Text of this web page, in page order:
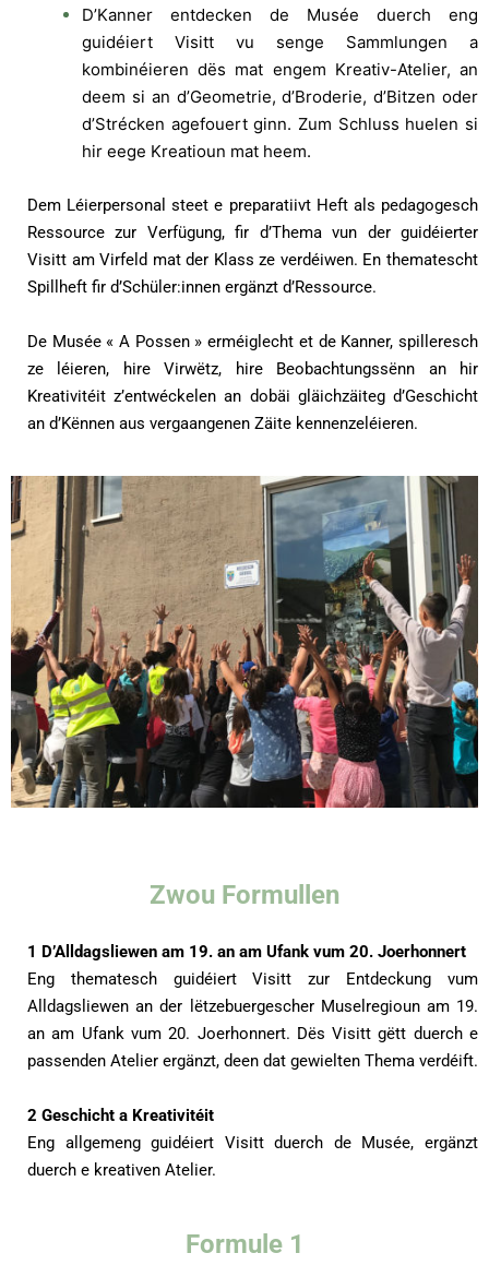
D’Kanner entdecken de Musée duerch eng
guidéiert Visitt vu senge Sammlungen a
kombinéieren dës mat engem Kreativ-Atelier, an
deem si an d’Geometrie, d’Broderie, d’Bitzen oder
d’Strécken agefouert ginn. Zum Schluss huelen si
hir eege Kreatioun mat heem.
Dem Léierpersonal steet e preparatiivt Heft als pedagogesch
Ressource zur Verfügung, fir d’Thema vun der guidéierter
Visitt am Virfeld mat der Klass ze verdéiwen. En thematescht
Spillheft fir d’Schüler:innen ergänzt d’Ressource.
De Musée « A Possen » erméiglecht et de Kanner, spilleresch
ze léieren, hire Virwëtz, hire Beobachtungssënn an hir
Kreativitéit z’entwéckelen an dobäi gläichzäiteg d’Geschicht
an d’Kënnen aus vergaangenen Zäite kennenzeléieren.
Zwou Formullen
1 D’Alldagsliewen am 19. an am Ufank vum 20. Joerhonnert
Eng thematesch guidéiert Visitt zur Entdeckung vum
Alldagsliewen an der lëtzebuergescher Muselregioun am 19.
an am Ufank vum 20. Joerhonnert. Dës Visitt gëtt duerch e
passenden Atelier ergänzt, deen dat gewielten Thema verdéift.
2 Geschicht a Kreativitéit
Eng allgemeng guidéiert Visitt duerch de Musée, ergänzt
duerch e kreativen Atelier.
Formule 1